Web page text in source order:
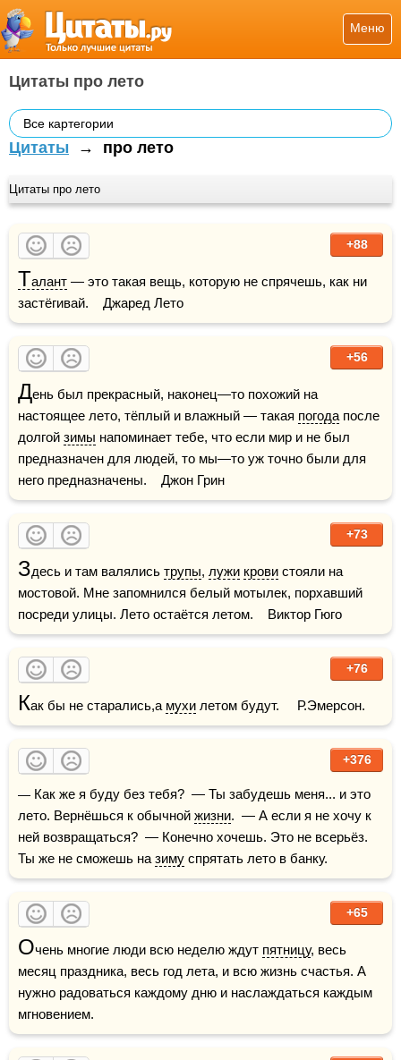
Меню
Цитаты про лето
Все картегории
Цитаты → про лето
Цитаты про лето
+88
Талант — это такая вещь, которую не спрячешь, как ни
застёгивай.    Джаред Лето
+56
День был прекрасный, наконец—то похожий на
настоящее лето, тёплый и влажный — такая погода после
долгой зимы напоминает тебе, что если мир и не был
предназначен для людей, то мы—то уж точно были для
него предназначены.    Джон Грин
+73
Здесь и там валялись трупы, лужи крови стояли на
мостовой. Мне запомнился белый мотылек, порхавший
посреди улицы. Лето остаётся летом.    Виктор Гюго
+76
Как бы не старались,а мухи летом будут.     Р.Эмерсон.
+376
— Как же я буду без тебя?  — Ты забудешь меня... и это
лето. Вернёшься к обычной жизни.  — А если я не хочу к
ней возвращаться?  — Конечно хочешь. Это не всерьёз.
Ты же не сможешь на зиму спрятать лето в банку.
+65
Очень многие люди всю неделю ждут пятницу, весь
месяц праздника, весь год лета, и всю жизнь счастья. А
нужно радоваться каждому дню и наслаждаться каждым
мгновением.